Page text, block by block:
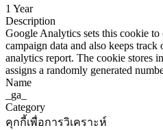
1 Year
Description
Google Analytics sets this cookie to
campaign data and also keeps track
analytics report. The cookie stores
assigns a randomly generated
Name
_ga_
Category
คุกกี้เพื่อการวิเคราะห์